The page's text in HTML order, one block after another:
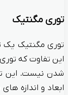
توری مگنتیک
توری مگنتیک یک
این تفاوت که
شدن نیست. این
ابعاد و اندازه